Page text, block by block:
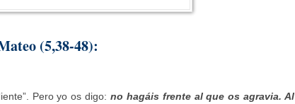
(5,38-48):
Pero yo os digo: no hagáis frente al que os agravia. Al